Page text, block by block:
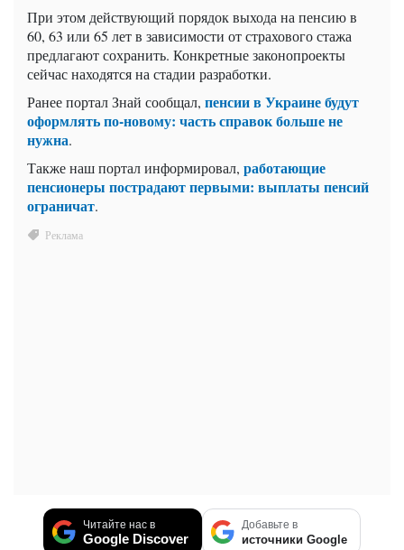
При этом действующий порядок выхода на пенсию в
60, 63 или 65 лет в зависимости от страхового стажа
предлагают сохранить. Конкретные законопроекты
сейчас находятся на стадии разработки.
Ранее портал Знай сообщал, пенсии в Украине будут
оформлять по-новому: часть справок больше не
нужна.
Также наш портал информировал, работающие
пенсионеры пострадают первыми: выплаты пенсий
ограничат.
Читайте нас в
Google Discover
Добавьте в
источники Google